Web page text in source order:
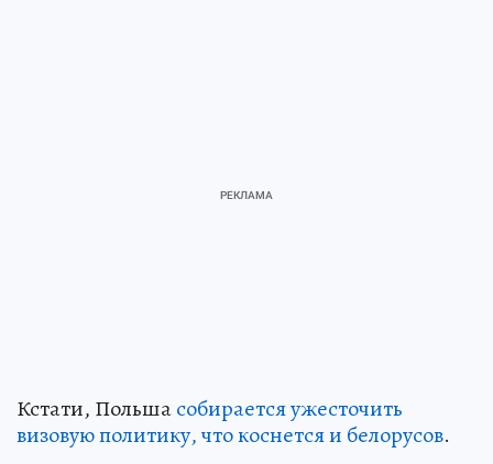
Кстати, Польшасобирается ужесточить
визовую политику, что коснется и белорусов.